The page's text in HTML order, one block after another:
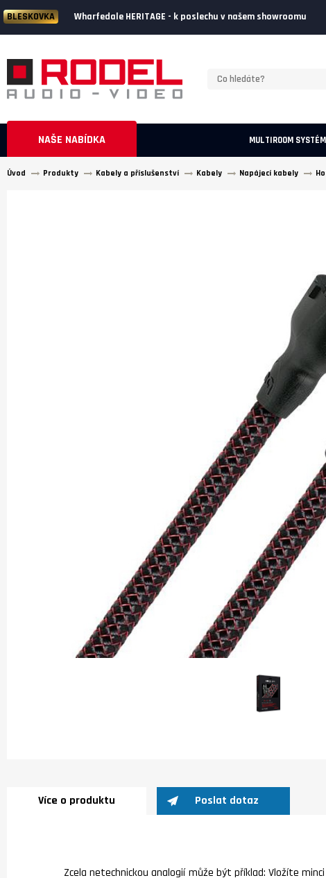
BLESKOVKA Wharfedale HERITAGE - k poslechu v našem showroomu
NAŠE NABÍDKA MULTIROOM
Úvod Produkty Kabely a příslušenství Kabely Napájecí kabely
Více o produktu Poslat dotaz
Zcela netechnickou analogií může být příklad: Vložíte